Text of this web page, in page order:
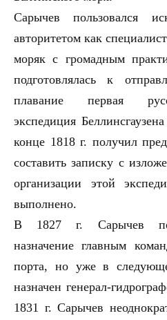
Сарычев пользовался
авторитетом как
моряк с громадным
подготовлялась к
плавание первая
экспедиция
конце 1818 г. получил
составить записку с
организации этой
выполнено.
В 1827 г. Сарычев
назначение главным
порта, но уже в
назначен генерал-
1831 г. Сарычев